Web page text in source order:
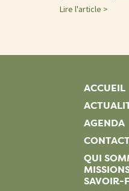
Lire l'article >
ACCUEIL
AGENDA
QUI
SAVOIR-